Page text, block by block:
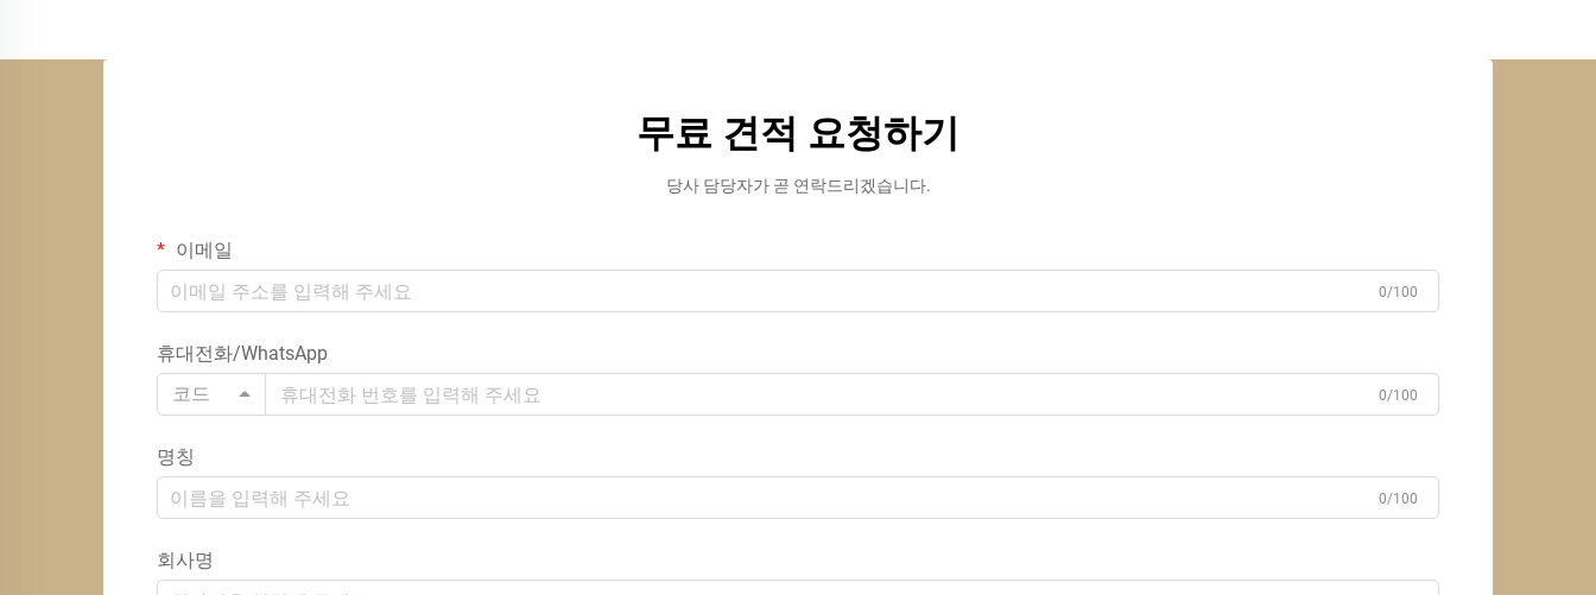
무료 견적 요청하기
당사 담당자가 곧 연락드리겠습니다.
이메일
0/100
휴대전화/WhatsApp
코드
0/100
명칭
0/100
회사명